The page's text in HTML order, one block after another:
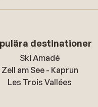
destinationer
Ski Amadé
Zell am See - Kaprun
Les Trois Vallées